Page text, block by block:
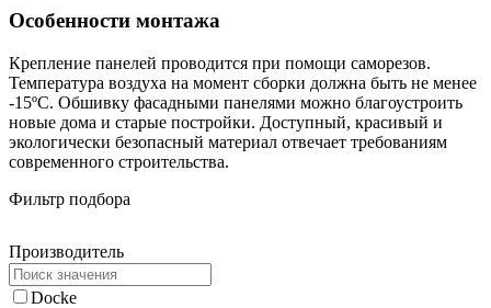
Особенности монтажа
Крепление панелей проводится при помощи саморезов.
Температура воздуха на момент сборки должна быть не менее
-15ºС. Обшивку фасадными панелями можно благоустроить
новые дома и старые постройки. Доступный, красивый и
экологически безопасный материал отвечает требованиям
современного строительства.
Фильтр подбора
Производитель
Docke